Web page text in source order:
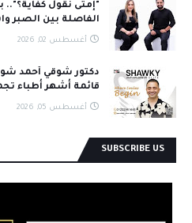
"إمتى نقول
الفاصلة بين الصبر
أغسطس 02, 2026
دكتور شوقي أحمد
قائمة أشهر أطباء
أغسطس 05, 2026
SUBSCRIBE US